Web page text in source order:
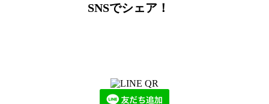
SNSでシェア！